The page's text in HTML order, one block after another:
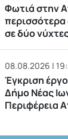
Φωτιά στην
σε δύο
08.08.2026 |
Έγκριση
Δήμο Νέας
Περιφέρεια